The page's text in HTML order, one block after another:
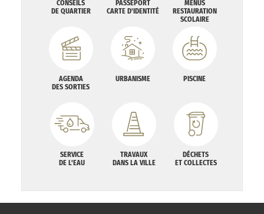
CONSEILS
DE QUARTIER
PASSEPORT
CARTE D'IDENTITÉ
MENUS
RESTAURATION
SCOLAIRE
AGENDA
DES SORTIES
URBANISME PISCINE
SERVICE
DE L'EAU
TRAVAUX
DANS LA VILLE
DÉCHETS
ET COLLECTES